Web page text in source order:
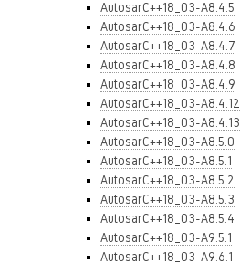
AutosarC++18_03-A8.4.5
AutosarC++18_03-A8.4.6
AutosarC++18_03-A8.4.7
AutosarC++18_03-A8.4.8
AutosarC++18_03-A8.4.9
AutosarC++18_03-A8.4.12
AutosarC++18_03-A8.4.13
AutosarC++18_03-A8.5.0
AutosarC++18_03-A8.5.1
AutosarC++18_03-A8.5.2
AutosarC++18_03-A8.5.3
AutosarC++18_03-A8.5.4
AutosarC++18_03-A9.5.1
AutosarC++18_03-A9.6.1